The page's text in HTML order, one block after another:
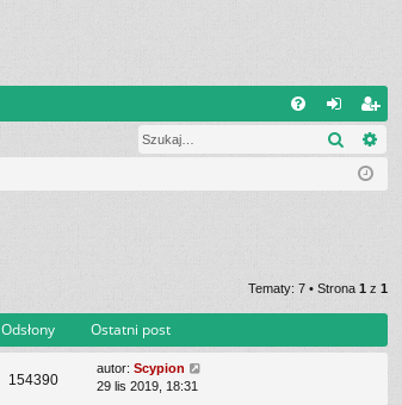
al
ę
ar
ej
j
si
ę
Szukaj
Tematy: 7 • Strona 1 z 1
Odsłony Ostatni post
154390
autor: Scypion
29 lis 2019, 18:31